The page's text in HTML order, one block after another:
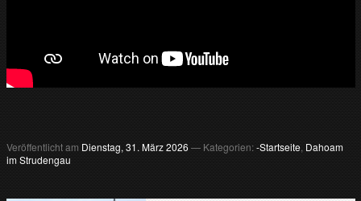
Veröffentlicht am Dienstag, 31. März 2026 — Kategorien:-Startseite, Dahoam
im Strudengau